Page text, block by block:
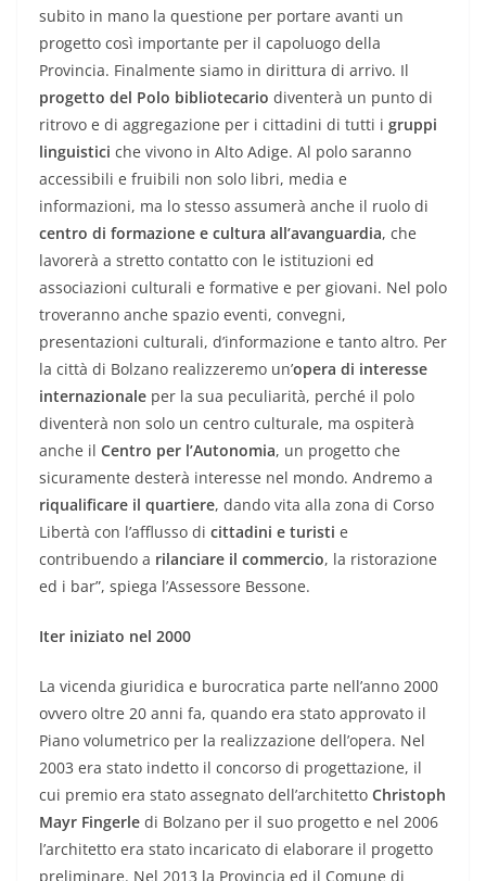
subito in mano la questione per portare avanti un
progetto così importante per il capoluogo della
Provincia. Finalmente siamo in dirittura di arrivo. Il
progetto del Polo bibliotecario diventerà un punto di
ritrovo e di aggregazione per i cittadini di tutti i gruppi
linguistici che vivono in Alto Adige. Al polo saranno
accessibili e fruibili non solo libri, media e
informazioni, ma lo stesso assumerà anche il ruolo di
centro di formazione e cultura all’avanguardia, che
lavorerà a stretto contatto con le istituzioni ed
associazioni culturali e formative e per giovani. Nel polo
troveranno anche spazio eventi, convegni,
presentazioni culturali, d’informazione e tanto altro. Per
la città di Bolzano realizzeremo un’opera di interesse
internazionale per la sua peculiarità, perché il polo
diventerà non solo un centro culturale, ma ospiterà
anche il Centro per l’Autonomia, un progetto che
sicuramente desterà interesse nel mondo. Andremo a
riqualificare il quartiere, dando vita alla zona di Corso
Libertà con l’afflusso di cittadini e turisti e
contribuendo a rilanciare il commercio, la ristorazione
ed i bar”, spiega l’Assessore Bessone.
Iter iniziato nel 2000
La vicenda giuridica e burocratica parte nell’anno 2000
ovvero oltre 20 anni fa, quando era stato approvato il
Piano volumetrico per la realizzazione dell’opera. Nel
2003 era stato indetto il concorso di progettazione, il
cui premio era stato assegnato dell’architetto Christoph
Mayr Fingerle di Bolzano per il suo progetto e nel 2006
l’architetto era stato incaricato di elaborare il progetto
preliminare. Nel 2013 la Provincia ed il Comune di